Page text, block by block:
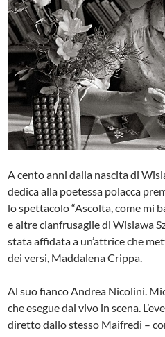
A cento anni dalla nascita di
dedica alla poetessa polacca
lo spettacolo “Ascolta, come mi
e altre cianfrusaglie di Wislawa
stata affidata a un’attrice che
dei versi, Maddalena Crippa.
Al suo fianco Andrea Nicolini.
che esegue dal vivo in scena.
diretto dallo stesso Maifredi –